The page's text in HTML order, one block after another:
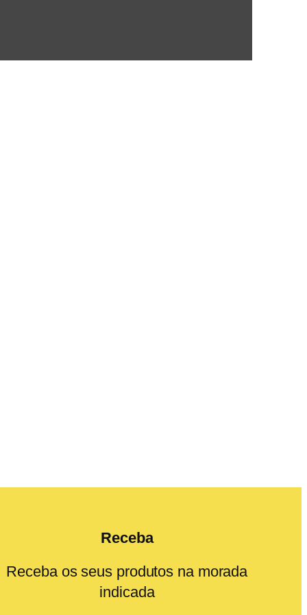
Receba
Receba os seus produtos na morada
indicada